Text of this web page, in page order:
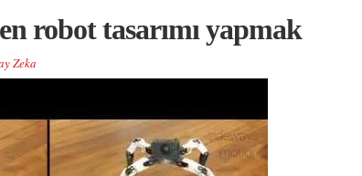
robot tasarımı yapmak
Zeka